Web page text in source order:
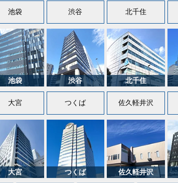
池袋 渋谷 北千住
大宮 つくば 佐久軽井沢